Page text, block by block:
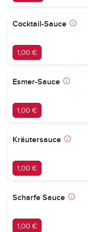
Cocktail-Sauce
1,00 €
Esmer-Sauce
1,00 €
Kräutersauce
1,00 €
Scharfe Sauce
1,00 €